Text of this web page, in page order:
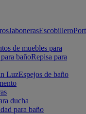
JabonerasEscobillero
de muebles para
bañoRepisa para
LuzEspejos de baño
ducha
para baño